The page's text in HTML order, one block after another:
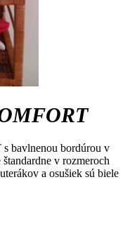
bavlnenou bordúrou v
v rozmeroch
a osušiek sú biele